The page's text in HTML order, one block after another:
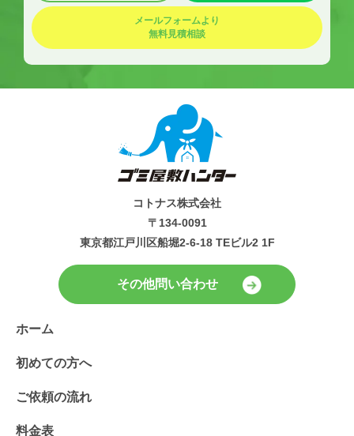
メールフォームより
無料見積相談
コトナス株式会社
〒134-0091
東京都江戸川区船堀2-6-18 TEビル2 1F
その他問い合わせ
ホーム
初めての方へ
ご依頼の流れ
料金表